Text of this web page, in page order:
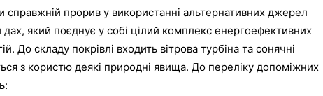
справжній прорив у використанні альтернативних джерел
дах, який поєднує у собі цілий комплекс енергоефективних
До складу покрівлі входить вітрова турбіна та сонячні
з користю деякі природні явища. До переліку допоміжних